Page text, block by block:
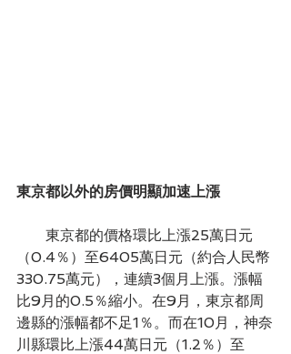
東京都以外的房價明顯加速上漲
東京都的價格環比上漲25萬日元
（0.4％）至6405萬日元（約合人民幣
330.75萬元），連續3個月上漲。漲幅
比9月的0.5％縮小。在9月，東京都周
邊縣的漲幅都不足1％。而在10月，神奈
川縣環比上漲44萬日元（1.2％）至